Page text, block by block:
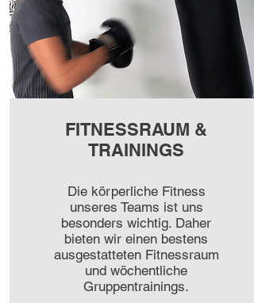
FITNESSRAUM &
TRAININGS
Die körperliche Fitness
unseres Teams ist uns
besonders wichtig. Daher
bieten wir einen bestens
ausgestatteten Fitnessraum
und wöchentliche
Gruppentrainings.